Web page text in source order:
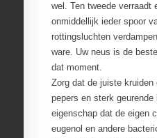
wel. Ten tweede verraadt
onmiddellijk ieder spoor
rottingsluchten
ware. Uw neus is de
dat moment.
Zorg dat de juiste
pepers en sterk
eigenschap dat de eigen
eugenol en andere